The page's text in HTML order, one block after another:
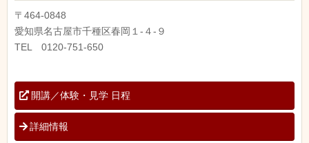
〒464-0848
愛知県名古屋市千種区春岡１-４-９
TEL 0120-751-650
開講／体験・見学 日程
詳細情報